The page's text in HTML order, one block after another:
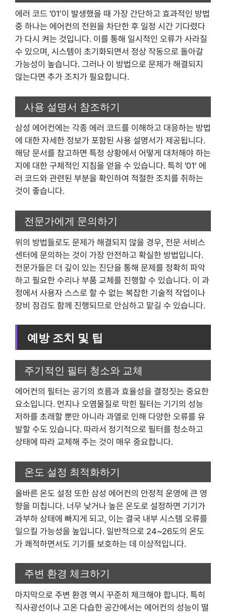
에러 코드 ’01’이 발생했을 때 가장 간단하고 효과적인 방법
중 하나는 에어컨의 전원을 차단한 후 일정 시간 기다렸다
가 다시 켜는 것입니다. 이를 통해 일시적인 오류가 사라질
수 있으며, 시스템이 초기화되면서 정상 작동으로 돌아갈
가능성이 높습니다. 그러나 이 방법으로 문제가 해결되지
않는다면 추가 조치가 필요합니다.
사용 설명서 참조하기
삼성 에어컨에는 각종 에러 코드를 이해하고 대응하는 방법
에 대한 자세한 정보가 포함된 사용 설명서가 제공됩니다.
해당 문서를 참고하면 특정 상황에서 어떻게 대처해야 하는
지에 대한 구체적인 지침을 얻을 수 있습니다. 특히 ’01’ 에
러 코드와 관련된 부분을 확인하여 적절한 조치를 취하는
것이 좋습니다.
전문가에게 문의하기
위의 방법들로도 문제가 해결되지 않을 경우, 전문 서비스
센터에 문의하는 것이 가장 안전하고 확실한 방법입니다.
전문가들은 더 깊이 있는 진단을 통해 문제를 정확히 파악
하고 필요한 수리나 부품 교체를 진행할 수 있습니다. 이 과
정에서 사용자 스스로 할 수 없는 복잡한 기술적 작업이나
장비 점검도 함께 진행되므로 안심하고 맡길 수 있습니다.
예방 조치 및 팁
주기적인 필터 청소와 교체
에어컨의 필터는 공기의 흐름과 효율성을 결정짓는 중요한
요소입니다. 먼지나 오염물질로 막힌 필터는 기기의 성능
저하를 초래할 뿐만 아니라 과열로 인해 다양한 오류를 유
발할 수도 있습니다. 따라서 정기적으로 필터를 청소하고
상태에 따라 교체해 주는 것이 매우 중요합니다.
온도 설정 최적화하기
올바른 온도 설정 또한 삼성 에어컨의 안정적 운영에 큰 영
향을 미칩니다. 너무 낮거나 높은 온도로 설정하면 기기가
과부하 상태에 빠지게 되고, 이는 결국 내부 시스템 오류를
일으킬 가능성을 높입니다. 일반적으로 24~26도의 온도
가 쾌적하면서도 기기를 보호하는 데 이상적입니다.
주변 환경 체크하기
마지막으로 주변 환경 역시 꾸준히 체크해야 합니다. 특히
직사광선이나 고온 다습한 공간에서는 에어컨의 성능이 떨